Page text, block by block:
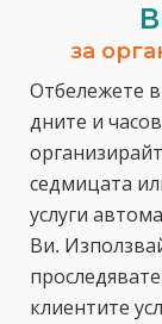
за
Отбележете
дните и
седмицата
услуги
Ви.
клиентите